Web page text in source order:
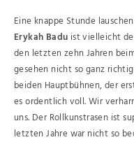
Eine knappe Stunde
Erykah Badu ist vielleicht
den letzten zehn Jahren
gesehen nicht so ganz
beiden Hauptbühnen, der
es ordentlich voll. Wir
uns. Der Rollkunstrasen ist
letzten Jahre war nicht so